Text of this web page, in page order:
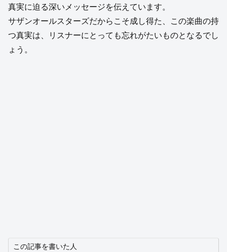
真実に迫る深いメッセージを伝えています。
サザンオールスターズだからこそ成し得た、この楽曲の持
つ真実は、リスナーにとっても忘れがたいものとなるでし
ょう。
この記事を書いた人